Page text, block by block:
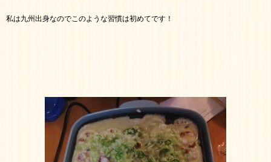
私は九州出身なのでこのような習慣は初めてです！